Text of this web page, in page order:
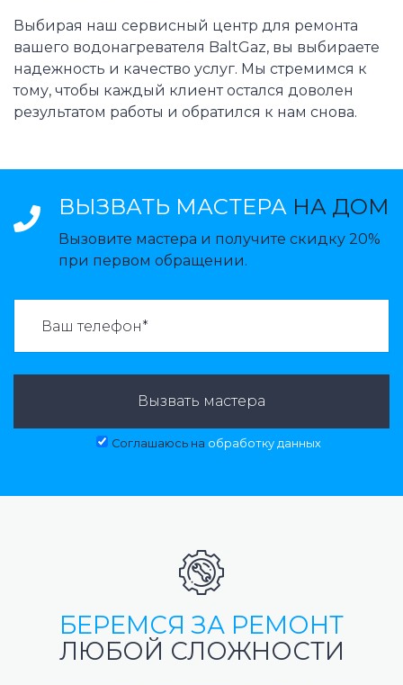
Выбирая наш сервисный центр для ремонта
вашего водонагревателя BaltGaz, вы выбираете
надежность и качество услуг. Мы стремимся к
тому, чтобы каждый клиент остался доволен
результатом работы и обратился к нам снова.
ВЫЗВАТЬ МАСТЕРА НА ДОМ
Вызовите мастера и получите скидку 20%
при первом обращении.
Вызвать мастера
Соглашаюсь на обработку данных
БЕРЕМСЯ ЗА РЕМОНТ
ЛЮБОЙ СЛОЖНОСТИ